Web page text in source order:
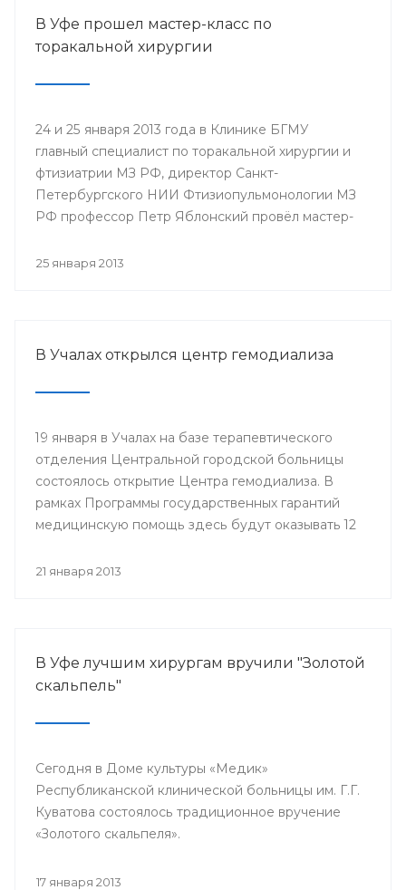
В Уфе прошел мастер-класс по
торакальной хирургии
24 и 25 января 2013 года в Клинике БГМУ
главный специалист по торакальной хирургии и
фтизиатрии МЗ РФ, директор Санкт-
Петербургского НИИ Фтизиопульмонологии МЗ
РФ профессор Петр Яблонский провёл мастер-
доступы в торакальной хирургии». С новыми
ординаторы, интерны и студенты старших
25 января 2013
В Учалах открылся центр гемодиализа
19 января в Учалах на базе терапевтического
отделения Центральной городской больницы
состоялось открытие Центра гемодиализа. В
рамках Программы государственных гарантий
медицинскую помощь здесь будут оказывать 12
недостаточностью.
21 января 2013
В Уфе лучшим хирургам вручили "Золотой
скальпель"
Сегодня в Доме культуры «Медик»
Республиканской клинической больницы им. Г.Г.
Куватова состоялось традиционное вручение
«Золотого скальпеля».
17 января 2013